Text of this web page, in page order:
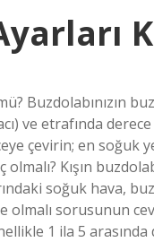
Buzdolabınızın
ve etrafında
çevirin; en soğuk
Kışın
soğuk hava,
olmalı sorusunun
1 ila 5 arasında